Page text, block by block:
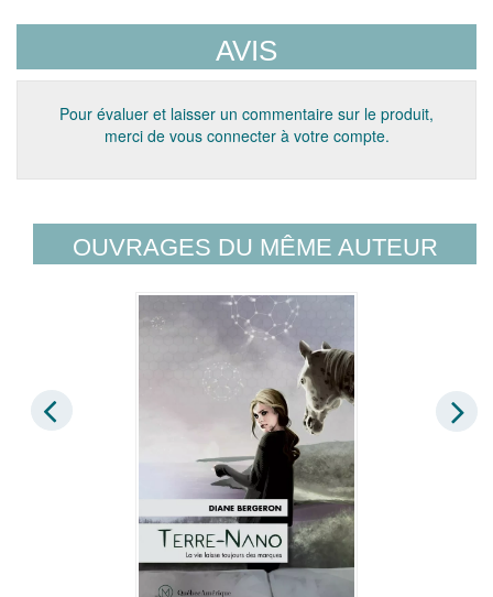
AVIS
Pour évaluer et laisser un commentaire sur le produit,
merci de vous connecter à votre compte.
OUVRAGES DU MÊME AUTEUR